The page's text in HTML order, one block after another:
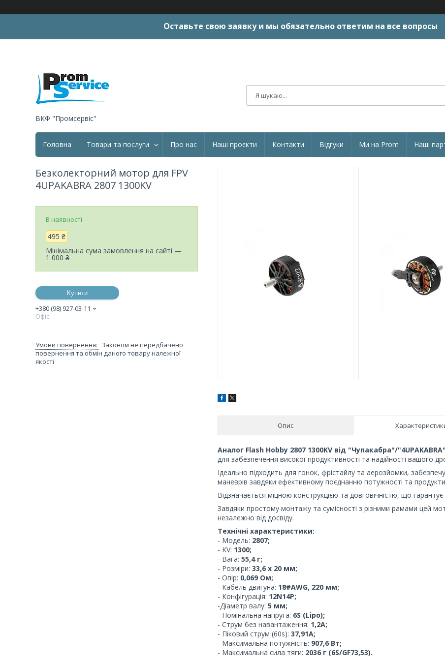
Оставьте свою заявку и мы обязательно ответим на все вопросы
ВКФ "Промсервіс"
Головна Товари та послуги Про нас Наші проєкти Контакти Відгуки Ми на Prom Наші
Опис
Аналог Flash Hobby 2807 1300KV від "Чупакабра"/"4UPAKABRA"
для забезпечення високої продуктивності та надійності вашого
Ідеально підходить для гонок, фрістайлу та аерозйомки,
маневрів завдяки ефективному поєднанню потужності та
Відзначається міцною конструкцією та довговічністю, що
Завдяки простому монтажу та сумісності з різними рамами цей
незалежно від досвіду.
Технічні характеристики:
- Модель: 2807;
- KV: 1300;
- Вага: 55,4 г;
- Розміри: 33,6 x 20 мм;
- Опір: 0,069 Ом;
- Кабель двигуна: 18#AWG, 220 мм;
- Конфігурація: 12N14P;
-Діаметр валу: 5 мм;
- Номінальна напруга: 6S (Lipo);
- Струм без навантаження: 1,2A;
- Піковий струм (60s): 37,91A;
- Максимальна потужність: 907,6 Вт;
- Максимальна сила тяги: 2036 г (6S/GF73,53).
Безколекторний мотор для FPV
4UPAKABRA 2807 1300KV
В наявності
495 ₴
Мінімальна сума замовлення на сайті —
1 000 ₴
Купити
+380 (98) 927-03-11
Офіс
Законом не передбачено
повернення та обмін даного товару належної
якості